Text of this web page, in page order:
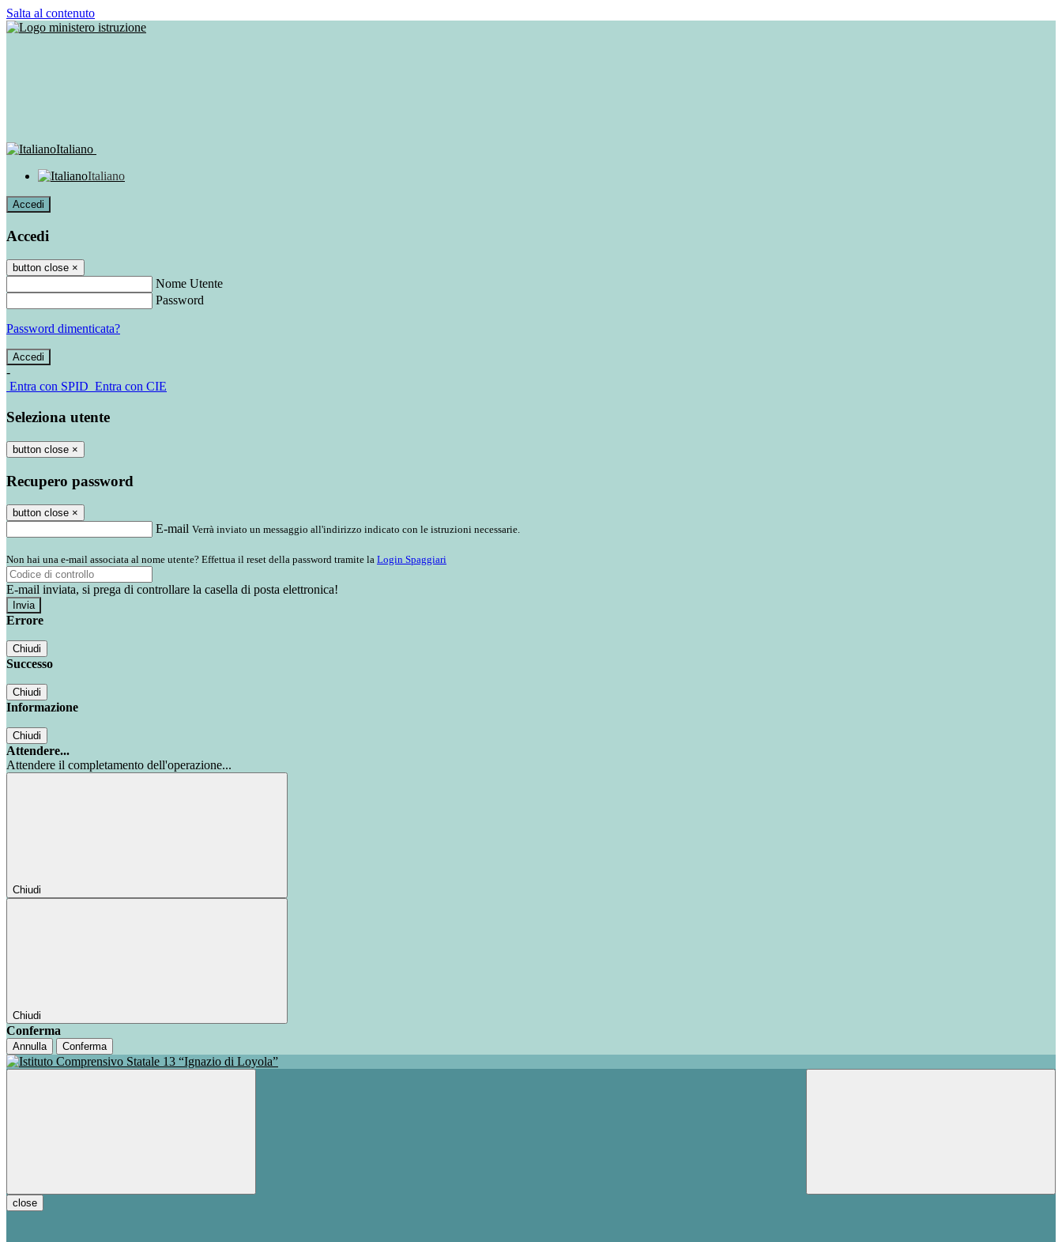
Salta al contenuto
Italiano
Italiano
Accedi
Accedi
button close ×
Nome Utente
Password
Password dimenticata?
-
Entra con SPID Entra con CIE
Seleziona utente
button close ×
Recupero password
button close ×
E-mail Verrà inviato un messaggio all'indirizzo indicato con le istruzioni necessarie.
Non hai una e-mail associata al nome utente? Effettua il reset della password tramite la Login Spaggiari
E-mail inviata, si prega di controllare la casella di posta elettronica!
Errore
Chiudi
Successo
Chiudi
Informazione
Chiudi
Attendere...
Attendere il completamento dell'operazione...
Chiudi
Chiudi
Conferma
Annulla Conferma
close